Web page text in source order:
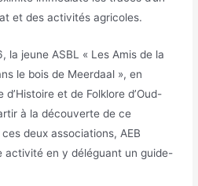
et des activités agricoles.
la jeune ASBL « Les Amis de la
le bois de Meerdaal », en
et de Folklore d’Oud-
à la découverte de ce
deux associations, AEB
activité en y déléguant un guide-